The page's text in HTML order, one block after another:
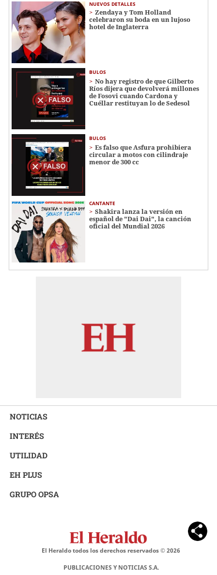
NUEVOS DETALLES
Zendaya y Tom Holland
celebraron su boda en un lujoso
hotel de Inglaterra
BULOS
No hay registro de que Gilberto
Ríos dijera que devolverá millones
de Fosovi cuando Cardona y
Cuéllar restituyan lo de Sedesol
BULOS
Es falso que Asfura prohibiera
circular a motos con cilindraje
menor de 300 cc
CANTANTE
Shakira lanza la versión en
español de "Dai Dai", la canción
oficial del Mundial 2026
NOTICIAS
INTERÉS
UTILIDAD
EH PLUS
GRUPO OPSA
El Heraldo todos los derechos reservados ©2026
PUBLICACIONES Y NOTICIAS S.A.